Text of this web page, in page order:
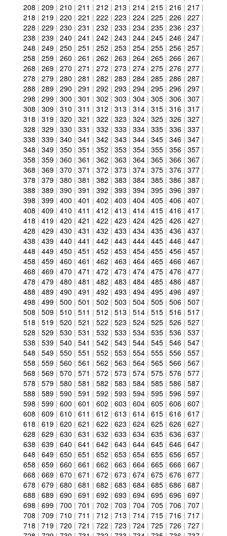
208 | 209 | 210 | 211 | 212 | 213 | 214 | 215 | 216 | 217 |
218 | 219 | 220 | 221 | 222 | 223 | 224 | 225 | 226 | 227 |
228 | 229 | 230 | 231 | 232 | 233 | 234 | 235 | 236 | 237 |
238 | 239 | 240 | 241 | 242 | 243 | 244 | 245 | 246 | 247 |
248 | 249 | 250 | 251 | 252 | 253 | 254 | 255 | 256 | 257 |
258 | 259 | 260 | 261 | 262 | 263 | 264 | 265 | 266 | 267 |
268 | 269 | 270 | 271 | 272 | 273 | 274 | 275 | 276 | 277 |
278 | 279 | 280 | 281 | 282 | 283 | 284 | 285 | 286 | 287 |
288 | 289 | 290 | 291 | 292 | 293 | 294 | 295 | 296 | 297 |
298 | 299 | 300 | 301 | 302 | 303 | 304 | 305 | 306 | 307 |
308 | 309 | 310 | 311 | 312 | 313 | 314 | 315 | 316 | 317 |
318 | 319 | 320 | 321 | 322 | 323 | 324 | 325 | 326 | 327 |
328 | 329 | 330 | 331 | 332 | 333 | 334 | 335 | 336 | 337 |
338 | 339 | 340 | 341 | 342 | 343 | 344 | 345 | 346 | 347 |
348 | 349 | 350 | 351 | 352 | 353 | 354 | 355 | 356 | 357 |
358 | 359 | 360 | 361 | 362 | 363 | 364 | 365 | 366 | 367 |
368 | 369 | 370 | 371 | 372 | 373 | 374 | 375 | 376 | 377 |
378 | 379 | 380 | 381 | 382 | 383 | 384 | 385 | 386 | 387 |
388 | 389 | 390 | 391 | 392 | 393 | 394 | 395 | 396 | 397 |
398 | 399 | 400 | 401 | 402 | 403 | 404 | 405 | 406 | 407 |
408 | 409 | 410 | 411 | 412 | 413 | 414 | 415 | 416 | 417 |
418 | 419 | 420 | 421 | 422 | 423 | 424 | 425 | 426 | 427 |
428 | 429 | 430 | 431 | 432 | 433 | 434 | 435 | 436 | 437 |
438 | 439 | 440 | 441 | 442 | 443 | 444 | 445 | 446 | 447 |
448 | 449 | 450 | 451 | 452 | 453 | 454 | 455 | 456 | 457 |
458 | 459 | 460 | 461 | 462 | 463 | 464 | 465 | 466 | 467 |
468 | 469 | 470 | 471 | 472 | 473 | 474 | 475 | 476 | 477 |
478 | 479 | 480 | 481 | 482 | 483 | 484 | 485 | 486 | 487 |
488 | 489 | 490 | 491 | 492 | 493 | 494 | 495 | 496 | 497 |
498 | 499 | 500 | 501 | 502 | 503 | 504 | 505 | 506 | 507 |
508 | 509 | 510 | 511 | 512 | 513 | 514 | 515 | 516 | 517 |
518 | 519 | 520 | 521 | 522 | 523 | 524 | 525 | 526 | 527 |
528 | 529 | 530 | 531 | 532 | 533 | 534 | 535 | 536 | 537 |
538 | 539 | 540 | 541 | 542 | 543 | 544 | 545 | 546 | 547 |
548 | 549 | 550 | 551 | 552 | 553 | 554 | 555 | 556 | 557 |
558 | 559 | 560 | 561 | 562 | 563 | 564 | 565 | 566 | 567 |
568 | 569 | 570 | 571 | 572 | 573 | 574 | 575 | 576 | 577 |
578 | 579 | 580 | 581 | 582 | 583 | 584 | 585 | 586 | 587 |
588 | 589 | 590 | 591 | 592 | 593 | 594 | 595 | 596 | 597 |
598 | 599 | 600 | 601 | 602 | 603 | 604 | 605 | 606 | 607 |
608 | 609 | 610 | 611 | 612 | 613 | 614 | 615 | 616 | 617 |
618 | 619 | 620 | 621 | 622 | 623 | 624 | 625 | 626 | 627 |
628 | 629 | 630 | 631 | 632 | 633 | 634 | 635 | 636 | 637 |
638 | 639 | 640 | 641 | 642 | 643 | 644 | 645 | 646 | 647 |
648 | 649 | 650 | 651 | 652 | 653 | 654 | 655 | 656 | 657 |
658 | 659 | 660 | 661 | 662 | 663 | 664 | 665 | 666 | 667 |
668 | 669 | 670 | 671 | 672 | 673 | 674 | 675 | 676 | 677 |
678 | 679 | 680 | 681 | 682 | 683 | 684 | 685 | 686 | 687 |
688 | 689 | 690 | 691 | 692 | 693 | 694 | 695 | 696 | 697 |
698 | 699 | 700 | 701 | 702 | 703 | 704 | 705 | 706 | 707 |
708 | 709 | 710 | 711 | 712 | 713 | 714 | 715 | 716 | 717 |
718 | 719 | 720 | 721 | 722 | 723 | 724 | 725 | 726 | 727 |